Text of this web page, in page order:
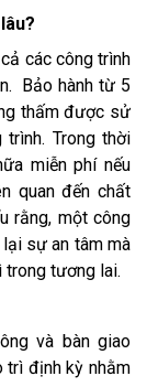
các công trình
Bảo hành từ 5
thấm được sử
Trong thời
miễn phí nếu
quan đến chất
rằng, một công
sự an tâm mà
trong tương lai.
và bàn giao
trì định kỳ nhằm